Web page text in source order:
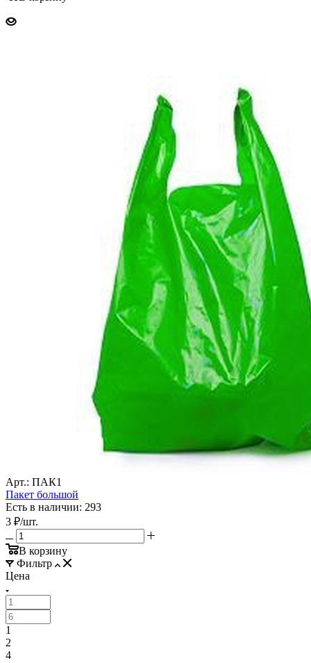
Арт.: ПАК1
Пакет большой
Есть в наличии: 293
3 ₽/шт.
В корзину
Фильтр
Цена
1
2
4